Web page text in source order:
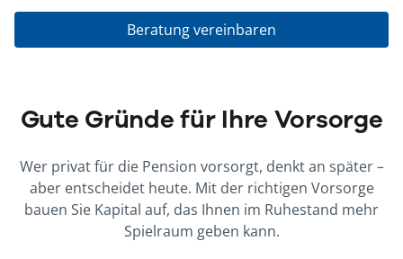
Beratung vereinbaren
Gute Gründe für Ihre Vorsorge
Wer privat für die Pension vorsorgt, denkt an später –
aber entscheidet heute. Mit der richtigen Vorsorge
bauen Sie Kapital auf, das Ihnen im Ruhestand mehr
Spielraum geben kann.